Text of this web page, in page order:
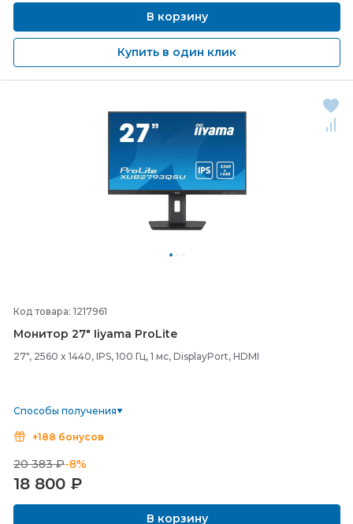
В корзину
Купить в один клик
Код товара: 1217961
Монитор 27" Iiyama ProLite
27", 2560 x 1440, IPS, 100 Гц, 1 мс, DisplayPort, HDMI
Способы получения
+188 бонусов
20 383 ₽-8%
18 800 ₽
В корзину